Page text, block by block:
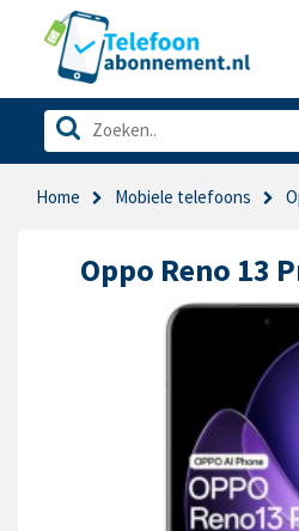
Home Mobiele telefoons
Oppo Reno 13